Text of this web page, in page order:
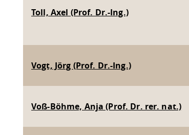
Toll, Axel (Prof. Dr.-Ing.)
Vogt, Jörg (Prof. Dr.-Ing.)
Voß-Böhme, Anja (Prof. Dr. rer. nat.)